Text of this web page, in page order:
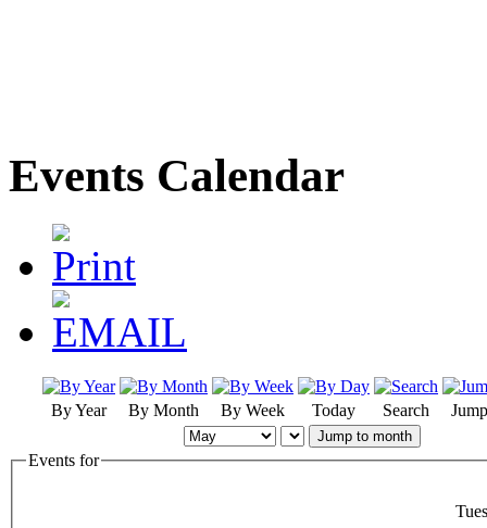
Events Calendar
By Year By Month By Week Today Search
Jump to month
Events for